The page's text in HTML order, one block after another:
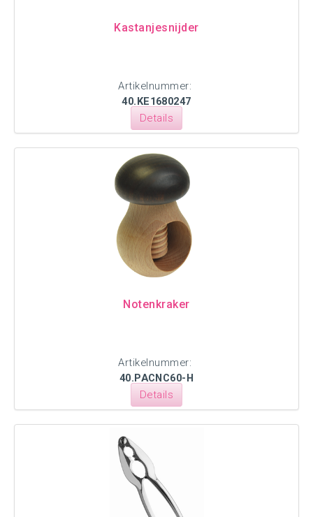
Kastanjesnijder
Artikelnummer:
40.KE1680247
Details
Notenkraker
Artikelnummer:
40.PACNC60-H
Details